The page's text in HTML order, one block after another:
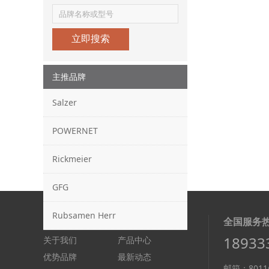
立即搜索
主推品牌
Salzer
POWERNET
Rickmeier
GFG
Rubsamen Herr
快速链接：
关于我们
产品中心
优势品牌
最新动态
全国服务